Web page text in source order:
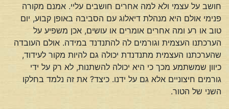
חושב על עצמי ולא למה אחרים חושבים עליי. אמנם מקורה
פנימי אולם היא מנהלת דיאלוג עם הסביבה באופן קבוע, יום
טוב או רע ומה אחרים אומרים או עושים, אכן משפיע על
הערכתנו העצמית וגורמים לה להתנדנד במידה. אולם העובדה
שהערכתנו העצמית מתנדנדת יכולה גם להיות מקור לעידוד,
כיוון שמשתמע מכך כי היא יכולה להשתנות, לא רק על ידי
גורמים חיצוניים אלא גם על ידנו. כיצד? את זה נלמד בחלקו
השני של הטור.